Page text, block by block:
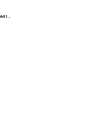
Gratis abonnement tilgængeligt